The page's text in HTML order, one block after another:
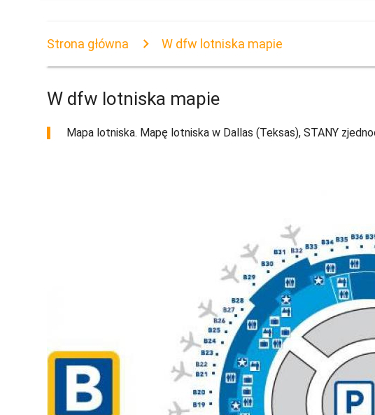
Strona główna W dfw lotniska mapie
W dfw lotniska mapie
Mapa lotniska. Mapę lotniska w Dallas (Teksas), STANY